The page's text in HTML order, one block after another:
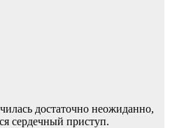
достаточно неожиданно,
сердечный приступ.